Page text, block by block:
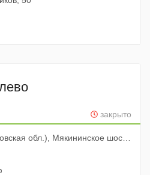
закрыто
обл.), Мякининское шоссе, вл1